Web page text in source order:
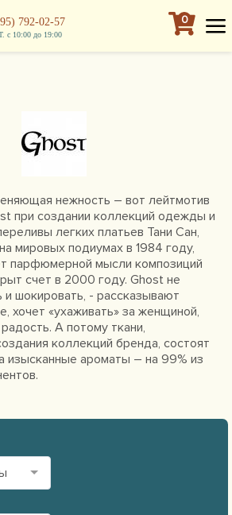
792-02-57
с 10:00 до 19:00
0
нежность – вот лейтмотив
при создании коллекций одежды и
легких платьев Тани Сан,
мировых подиумах в 1984 году,
парфюмерной мысли композиций
счет в 2000 году. Ghost не
и шокировать, - рассказывают
хочет «ухаживать» за женщиной,
А потому ткани,
коллекций бренда, состоят
изысканные ароматы – на 99% из